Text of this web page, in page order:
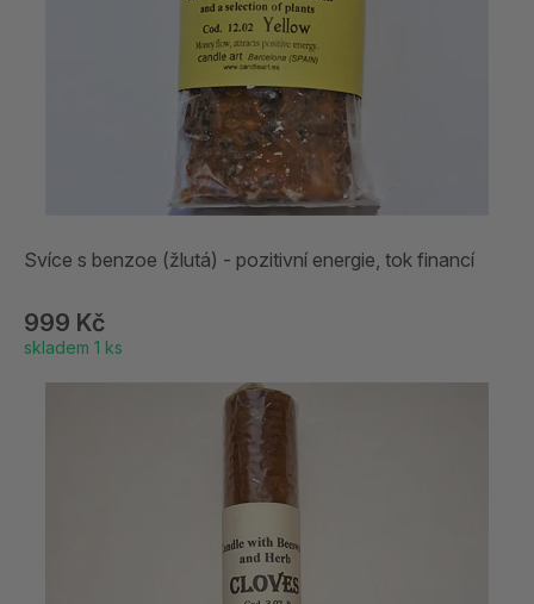
Svíce s benzoe (žlutá) - pozitivní energie, tok financí
999 Kč
skladem 1 ks